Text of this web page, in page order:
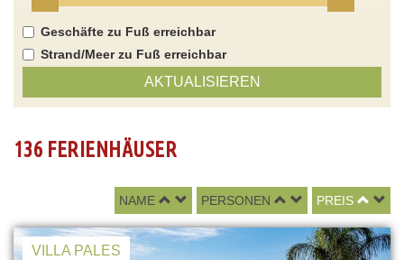
Geschäfte zu Fuß erreichbar
Strand/Meer zu Fuß erreichbar
AKTUALISIEREN
136 FERIENHÄUSER
NAME PERSONEN PREIS
VILLA PALES